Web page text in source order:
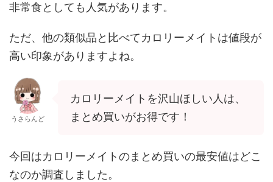
非常食としても人気があります。
ただ、他の類似品と比べてカロリーメイトは値段が
高い印象がありますよね。
うさらんど
カロリーメイトを沢山ほしい人は、
まとめ買いがお得です！
今回はカロリーメイトのまとめ買いの最安値はどこ
なのか調査しました。